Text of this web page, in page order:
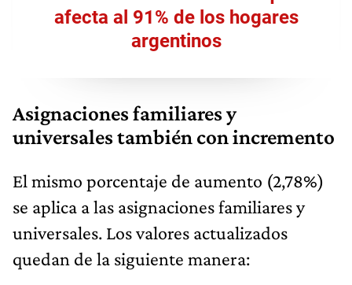
afecta al 91% de los hogares
argentinos
Asignaciones familiares y
universales también con incremento
El mismo porcentaje de aumento (2,78%)
se aplica a las asignaciones familiares y
universales. Los valores actualizados
quedan de la siguiente manera: